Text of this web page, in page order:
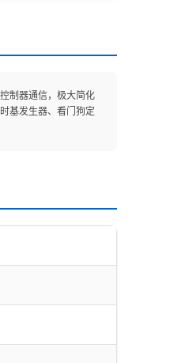
制器通信，极大简化
基发生器、看门狗定